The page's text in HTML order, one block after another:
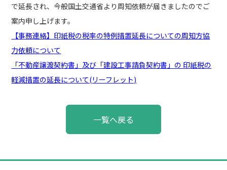
で延長され、今般国土交通省より周知依頼が届きましたのでご
案内申し上げます。
【事務連絡】印紙税の税率の特例措置延長についての周知方協
力依頼について
「不動産譲渡契約書」及び「建設工事請負契約書」の 印紙税の
軽減措置の延長について(リーフレット)
ー
一覧へ戻る